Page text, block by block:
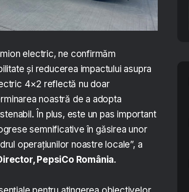
electric, ne confirmăm
și reducerea impactului asupra
4×2 reflectă nu doar
noastră de a adopta
În plus, este un pas important
semnificative în găsirea unor
operațiunilor noastre locale”, a
PepsiCo România.